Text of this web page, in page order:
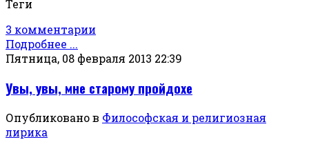
Теги
3 комментарии
Подробнее ...
Пятница, 08 февраля 2013 22:39
Увы, увы, мне старому пройдохе
Опубликовано в Философская и религиозная
лирика